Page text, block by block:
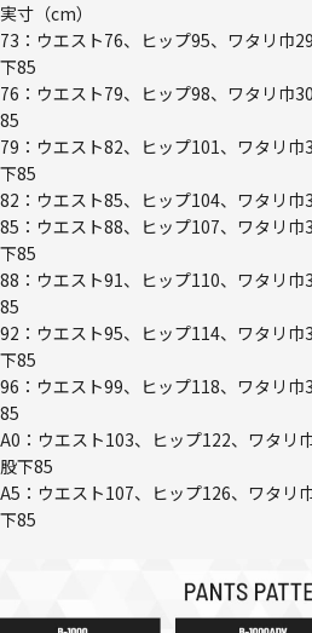
実寸（cm）
73：ウエスト76、ヒップ95、ワタリ巾
下85
76：ウエスト79、ヒップ98、ワタリ巾
85
79：ウエスト82、ヒップ101、ワタリ
下85
82：ウエスト85、ヒップ104、ワタリ
85：ウエスト88、ヒップ107、ワタリ
下85
88：ウエスト91、ヒップ110、ワタリ
85
92：ウエスト95、ヒップ114、ワタリ
下85
96：ウエスト99、ヒップ118、ワタリ
85
A0：ウエスト103、ヒップ122、ワタリ
股下85
A5：ウエスト107、ヒップ126、ワタリ
下85